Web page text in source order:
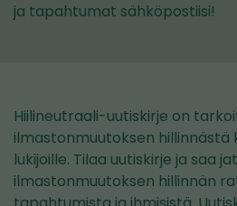
ja tapahtumat sähköpostiisi!
Hiilineutraali-uutiskirje on
ilmastonmuutoksen hillinnästä
lukijoille. Tilaa uutiskirje ja saa
ilmastonmuutoksen hillinnän